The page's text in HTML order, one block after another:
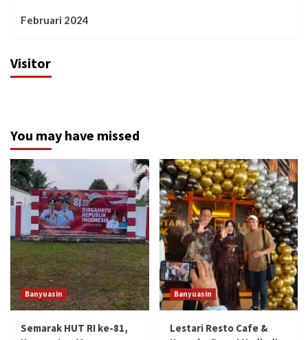
Februari 2024
Visitor
You may have missed
Banyuasin
Semarak HUT RI ke-81,
Banyuasin
Lestari Resto Cafe &